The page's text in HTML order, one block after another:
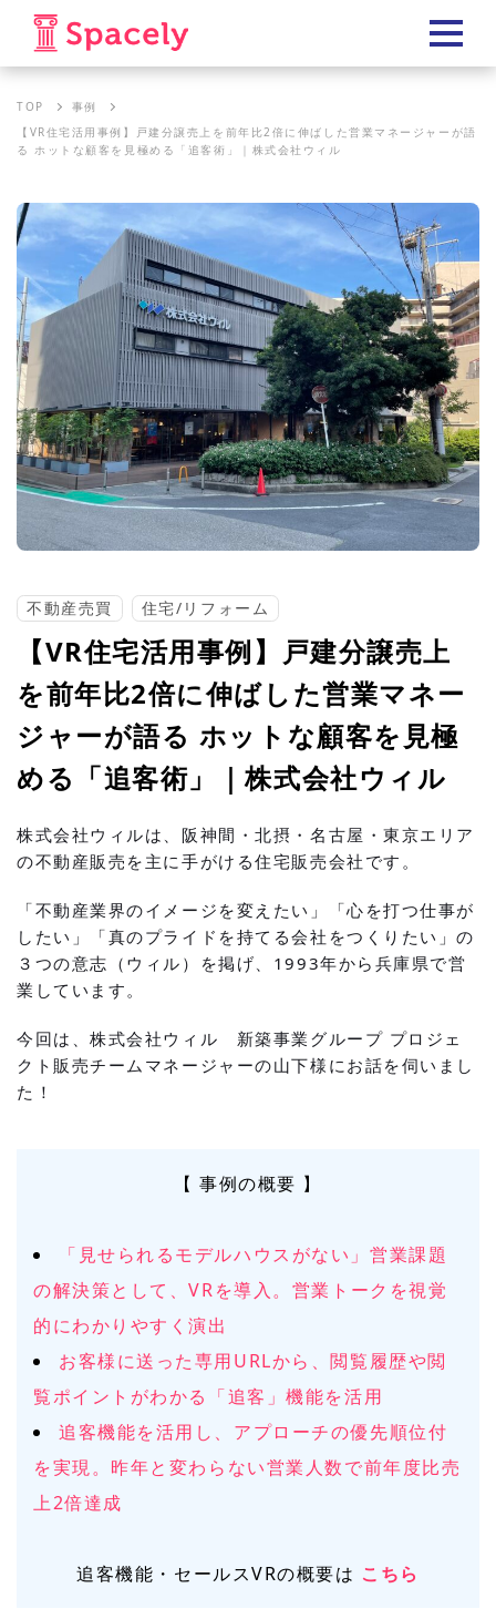
TOP
事例
【VR住宅活用事例】戸建分譲売上を前年比2倍に伸ばした営業マネージャーが語
る ホットな顧客を見極める「追客術」｜株式会社ウィル
不動産売買 住宅/リフォーム
【VR住宅活用事例】戸建分譲売上
を前年比2倍に伸ばした営業マネー
ジャーが語る ホットな顧客を見極
める「追客術」｜株式会社ウィル
株式会社ウィルは、阪神間・北摂・名古屋・東京エリア
の不動産販売を主に手がける住宅販売会社です。
「不動産業界のイメージを変えたい」「心を打つ仕事が
したい」「真のプライドを持てる会社をつくりたい」の
３つの意志（ウィル）を掲げ、1993年から兵庫県で営
業しています。
今回は、株式会社ウィル 新築事業グループ プロジェ
クト販売チームマネージャーの山下様にお話を伺いまし
た！
【 事例の概要 】
「見せられるモデルハウスがない」営業課題
の解決策として、VRを導入。営業トークを視覚
的にわかりやすく演出
お客様に送った専用URLから、閲覧履歴や閲
覧ポイントがわかる「追客」機能を活用
追客機能を活用し、アプローチの優先順位付
を実現。昨年と変わらない営業人数で前年度比売
上2倍達成
追客機能・セールスVRの概要は こちら